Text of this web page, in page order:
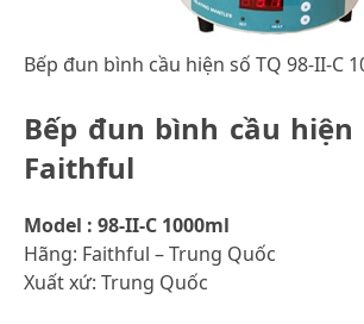
Bếp đun bình cầu hiện số TQ 98-II-C
Bếp đun bình cầu hiện
Faithful
Model : 98-II-C 1000ml
Hãng: Faithful – Trung Quốc
Xuất xứ: Trung Quốc